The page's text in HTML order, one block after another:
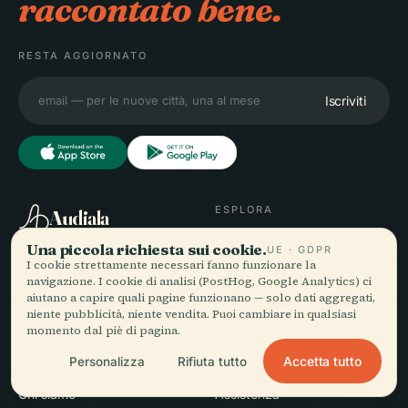
raccontato bene.
RESTA AGGIORNATO
Iscriviti
Audiala
Audioguide per come vaghi
davvero — con fonti oneste,
narrate per la strada,
scaricate una volta sola.
ESPLORA
Destinazioni
Guide
Consigli di viaggio
Vedi i prezzi
Scarica
AZIENDA
Chi siamo
AIUTO
Assistenza
Una piccola richiesta sui cookie.UE · GDPR
I cookie strettamente necessari fanno funzionare la
navigazione. I cookie di analisi (PostHog, Google Analytics) ci
aiutano a capire quali pagine funzionano — solo dati aggregati,
niente pubblicità, niente vendita. Puoi cambiare in qualsiasi
momento dal piè di pagina.
Personalizza Rifiuta tutto Accetta tutto